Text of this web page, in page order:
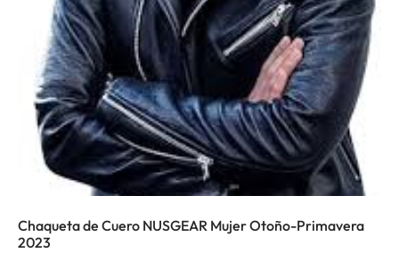
Chaqueta de Cuero NUSGEAR Mujer Otoño-Primavera
2023